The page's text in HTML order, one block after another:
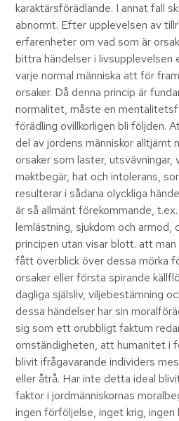
karaktärsförädlande. I annat fall
abnormt. Efter upplevelsen av
erfarenheter om vad som är
bittra händelser i livsupplevelsen
varje normal människa att för
orsaker. Då denna princip är
normalitet, måste en
förädling ovillkorligen bli följden.
del av jordens människor alltjämt
orsaker som laster, utsvävningar,
maktbegär, hat och intolerans,
resulterar i sådana olyckliga
är så allmänt förekommande,
lemlästning, sjukdom och armod,
principen utan visar blott. att
fått överblick över dessa mörka
orsaker eller första spirande
dagliga själsliv, viljebestämning
dessa händelser har sin
sig som ett orubbligt faktum
omständigheten, att humanitet i
blivit ifrågavarande individers
eller åtrå. Har inte detta ideal
faktor i jordmänniskornas
ingen förföljelse, inget krig, ingen